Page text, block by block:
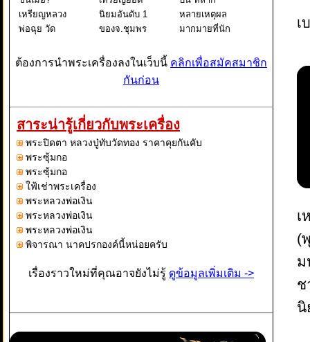
เหรียญหลวง
พ่อฉุย วัด
แรก ปี 2465
ฉุย สุขภิกขุ
วัดคงคาราม
จ.เพชรบุรี
"หลวงพ
นิยมอันดับ 1
ของจ.ชุมพร
เป็นเหรียญที่มี
เก๊ออกมานาน
มากแล้ว
ความนิยมสูง
เป็นสิบปี
เหรียญรุ่นปี
หลายเหตุผล
มากมายที่นัก
เครื่องต้องการ
หลวงปู่ทิม
อย่างเดียวแน
ต้องการนำพระเครื่องลงในเว็บนี้ คลิกเพื่อสมัคสมาชิก
กันก่อน
สาระน่ารู้เกี่ยวกับพระเครื่อง
พระปิดตา หลวงปู่ทับวัดทอง ราคาคุยกันคับ
พระซุ้มกอ
พระซุ้มกอ
ใฟ้เช่าพระเครื่อง
พระหลวงพ่อเงิน
พระหลวงพ่อเงิน
พระหลวงพ่อเงิน
พิจารณา นาคปรกองค์นี้หน่อยครับ
เรื่องราวใหม่ที่คุณอาจยังไม่รู้ ดูข้อมูลเพิ่มเติม ->
เ
เ
(
ม
ช
นิ